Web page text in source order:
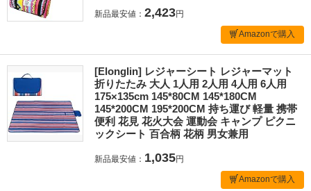
新品最安値： 2,423円
Amazonで購入
[Elonglin] レジャーシート レジャーマット
折りたたみ 大人 1人用 2人用 4人用 6人用
175×135cm 145*80CM 145*180CM
145*200CM 195*200CM 持ち運び 軽量 携帯
便利 花見 花火大会 運動会 キャンプ ピクニ
ックシート 百合柄 花柄 男女兼用
新品最安値： 1,035円
Amazonで購入